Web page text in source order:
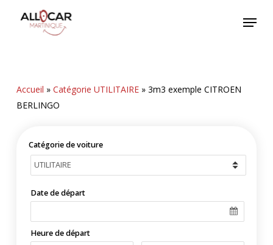
Menu
Accueil » Catégorie UTILITAIRE» 3m3 exemple CITROEN
BERLINGO
Catégorie de voiture
Date de départ
Heure de départ